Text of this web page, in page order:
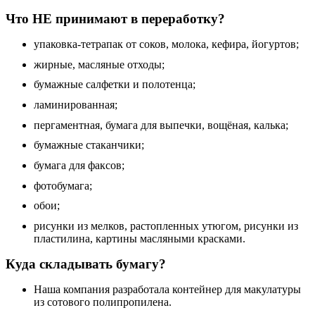
Что НЕ принимают в переработку?
упаковка-тетрапак от соков, молока, кефира, йогуртов;
жирные, масляные отходы;
бумажные салфетки и полотенца;
ламинированная;
пергаментная, бумага для выпечки, вощёная, калька;
бумажные стаканчики;
бумага для факсов;
фотобумага;
обои;
рисунки из мелков, растопленных утюгом, рисунки из
пластилина, картины масляными красками.
Куда складывать бумагу?
Наша компания разработала контейнер для макулатуры
из сотового полипропилена.